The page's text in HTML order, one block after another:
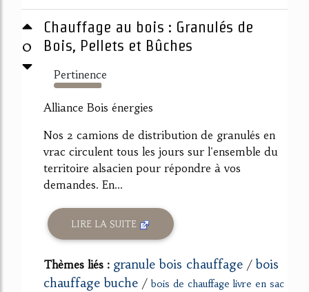
0
Chauffage au bois : Granulés de
Bois, Pellets et Bûches
Pertinence
99%
Alliance Bois énergies
Nos 2 camions de distribution de granulés en
vrac circulent tous les jours sur l'ensemble du
territoire alsacien pour répondre à vos
demandes. En...
LIRE LA SUITE
Thèmes liés : granule bois chauffage / bois
chauffage buche / bois de chauffage livre en sac